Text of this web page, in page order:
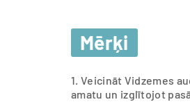
Mērķi
1. Veicināt Vidzemes
amatu un izglītojot